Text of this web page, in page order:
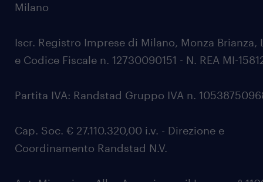
Milano
Iscr. Registro Imprese di Milano, Monza Brianza,
e Codice Fiscale n. 12730090151 - N. REA MI-
Partita IVA: Randstad Gruppo IVA n.
Cap. Soc. € 27.110.320,00 i.v. - Direzione e
Coordinamento Randstad N.V.